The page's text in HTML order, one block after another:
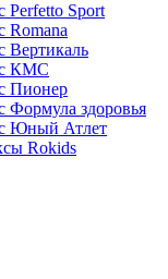
Sport
Romana
Вертикаль
КМС
Пионер
здоровья
Юный Атлет
Rokids